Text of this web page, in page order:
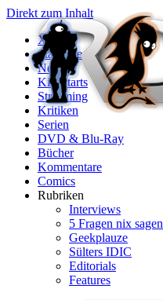
Direkt zum Inhalt
X
Startseite
News
Kinostarts
Streaming
Kritiken
Serien
DVD & Blu-Ray
Bücher
Kommentare
Comics
Rubriken
Interviews
5 Fragen nix sagen
Geekplauze
Sülters IDIC
Editorials
Features